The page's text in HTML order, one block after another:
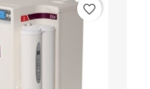
favorite_border